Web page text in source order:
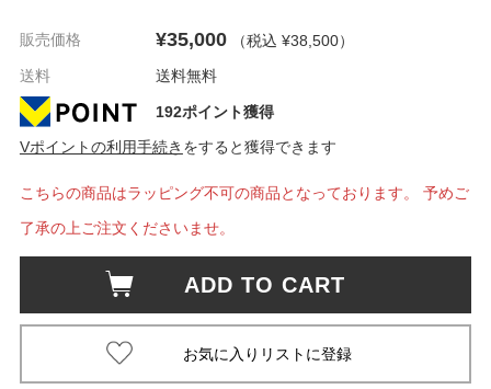
販売価格 ¥35,000 （税込 ¥38,500）
送料
送料無料
192ポイント獲得
Vポイントの利用手続き をすると獲得できます
こちらの商品はラッピング不可の商品となっております。 予めご
了承の上ご注文くださいませ。
ADD TO CART